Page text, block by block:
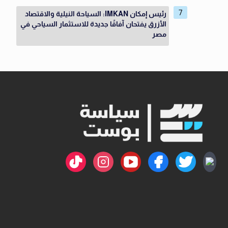
رئيس إمكان IMKAN: السياحة النيلية والاقتصاد
الأزرق يفتحان آفاقًا جديدة للاستثمار السياحي في
مصر